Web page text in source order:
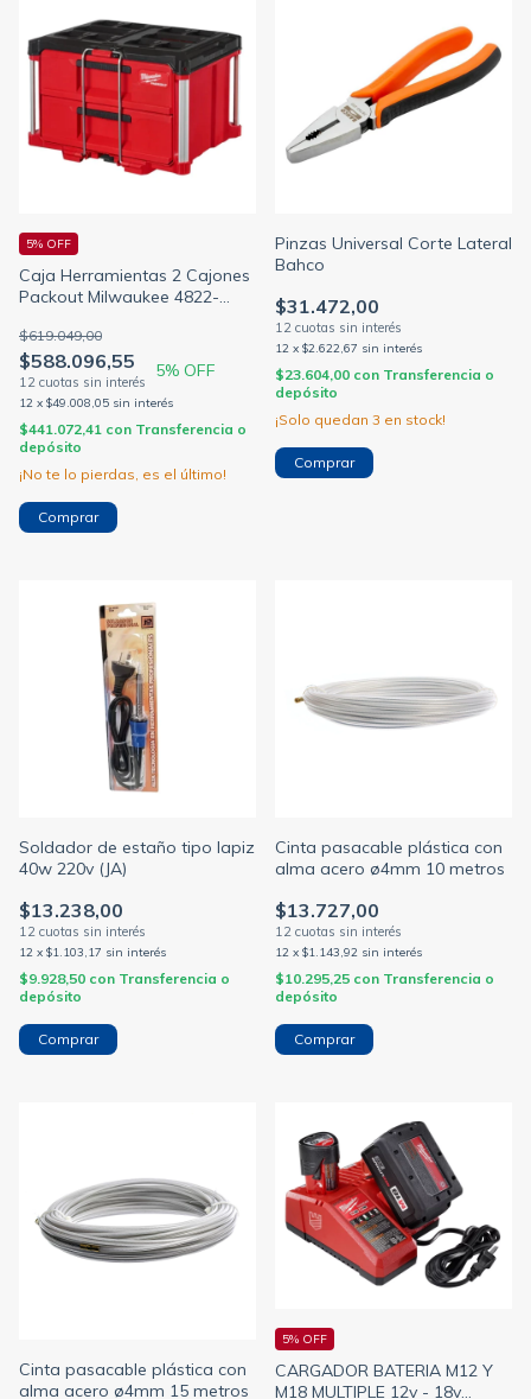
Caja Herramientas 2 Cajones
Packout Milwaukee 4822-
$588.096,55
$619.049,00
5% OFF
12 x $49.008,05 sin interés
5% OFF
$441.072,41 con Transferencia o
depósito
¡No te lo pierdas, es el último!
Pinzas Universal Corte Lateral
Bahco
$31.472,00
12 x $2.622,67 sin interés
$23.604,00 con Transferencia o
depósito
¡Solo quedan 3 en stock!
Comprar
Soldador de estaño tipo lapiz
40w 220v (JA)
$13.238,00
12 x $1.103,17 sin interés
$9.928,50 con Transferencia o
depósito
Cinta pasacable plástica con
alma acero ø4mm 10 metros
$13.727,00
12 x $1.143,92 sin interés
$10.295,25 con Transferencia o
depósito
Cinta pasacable plástica con
alma acero ø4mm 15 metros
CARGADOR BATERIA M12 Y
M18 MULTIPLE 12v - 18v
5% OFF